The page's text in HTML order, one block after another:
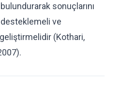
sonuçlarını
ve
(Kothari,